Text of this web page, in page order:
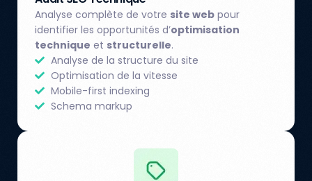
Analyse complète de votre site web pour
identifier les opportunités d’optimisation
technique et structurelle.
Analyse de la structure du site
Optimisation de la vitesse
Mobile-first indexing
Schema markup